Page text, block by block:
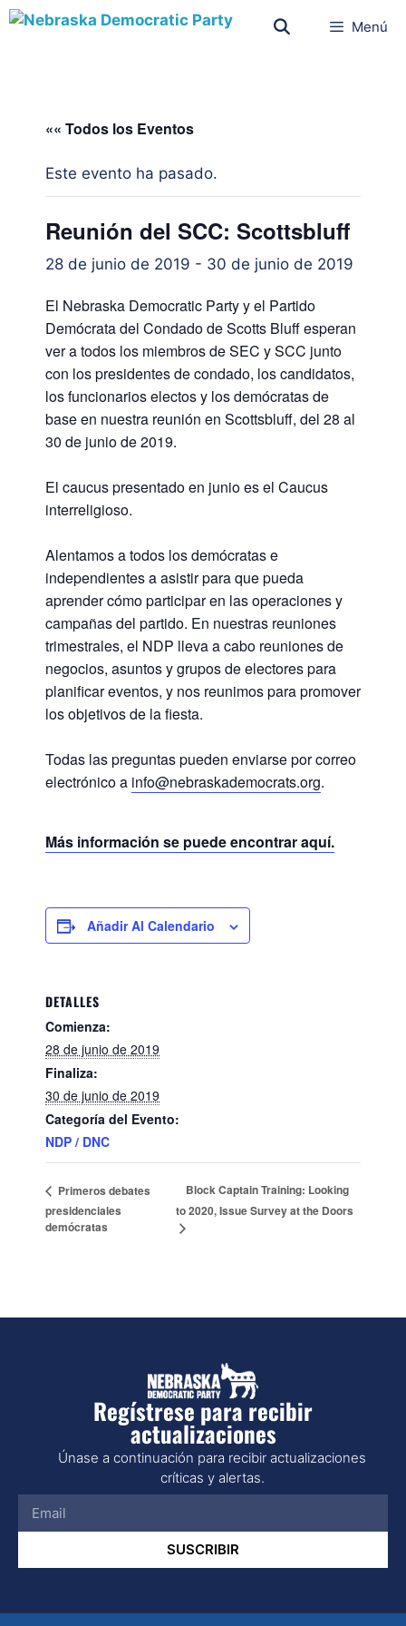
Menú
«« Todos los Eventos
Este evento ha pasado.
Reunión del SCC: Scottsbluff
28 de junio de 2019 - 30 de junio de 2019
El Nebraska Democratic Party y el Partido
Demócrata del Condado de Scotts Bluff esperan
ver a todos los miembros de SEC y SCC junto
con los presidentes de condado, los candidatos,
los funcionarios electos y los demócratas de
base en nuestra reunión en Scottsbluff, del 28 al
30 de junio de 2019.
El caucus presentado en junio es el Caucus
interreligioso.
Alentamos a todos los demócratas e
independientes a asistir para que pueda
aprender cómo participar en las operaciones y
campañas del partido. En nuestras reuniones
trimestrales, el NDP lleva a cabo reuniones de
negocios, asuntos y grupos de electores para
planificar eventos, y nos reunimos para promover
los objetivos de la fiesta.
Todas las preguntas pueden enviarse por correo
electrónico a info@nebraskademocrats.org.
Más información se puede encontrar aquí.
Añadir Al Calendario
DETALLES
Comienza:
28 de junio de 2019
Finaliza:
30 de junio de 2019
Categoría del Evento:
NDP / DNC
Primeros debates
presidenciales
demócratas
Block Captain Training: Looking
to 2020, Issue Survey at the Doors
Regístrese para recibir
actualizaciones
Únase a continuación para recibir actualizaciones
críticas y alertas.
SUSCRIBIR